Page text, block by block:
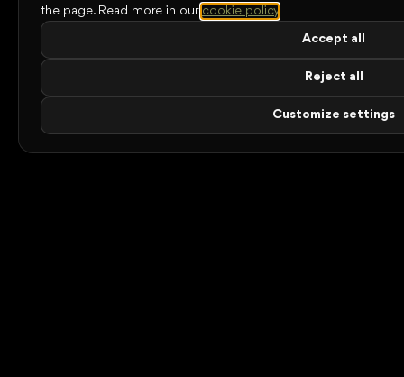
the page. Read more in our cookie policy
Accept all
Reject all
Customize settings